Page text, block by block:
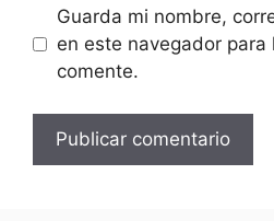
Guarda mi nombre,
en este navegador para
comente.